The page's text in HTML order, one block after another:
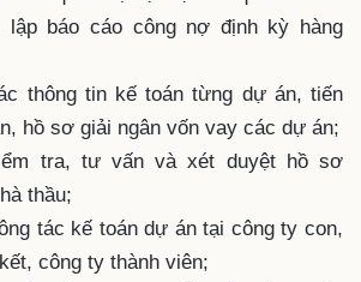
lập báo cáo công nợ định kỳ hàng
thông tin kế toán từng dự án, tiến
hồ sơ giải ngân vốn vay các dự án;
tra, tư vấn và xét duyệt hồ sơ
thầu;
tác kế toán dự án tại công ty con,
công ty thành viên;